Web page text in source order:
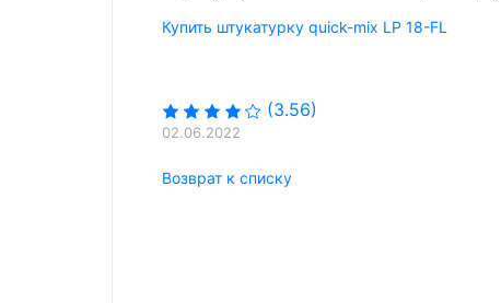
Купить штукатурку quick-mix LP 18-FL
(3.56)
02.06.2022
Возврат к списку